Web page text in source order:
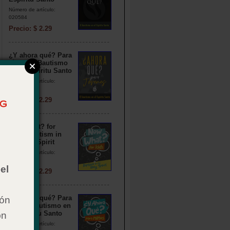
Número de artículo:
020584
Precio: $ 2.29
¿Y ahora qué? Para
jóvenes: Bautismo
en el Espíritu Santo
Número de artículo:
Precio: $ 2.29
Now What? for
Kids: Baptism in
the Holy Spirit
Número de artículo:
Precio: $ 2.29
¿Y ahora qué? Para
niños: Bautismo en
el Espíritu Santo
Número de artículo: